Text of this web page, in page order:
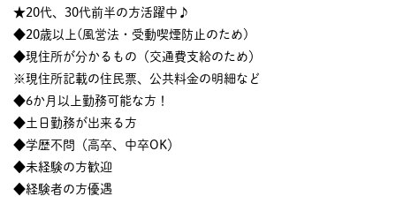
★20代、30代前半の方活躍中♪
◆20歳以上(風営法・受動喫煙防止のため)
◆現住所が分かるもの（交通費支給のため）
※現住所記載の住民票、公共料金の明細など
◆6か月以上勤務可能な方！
◆土日勤務が出来る方
◆学歴不問（高卒、中卒OK）
◆未経験の方歓迎
◆経験者の方優遇